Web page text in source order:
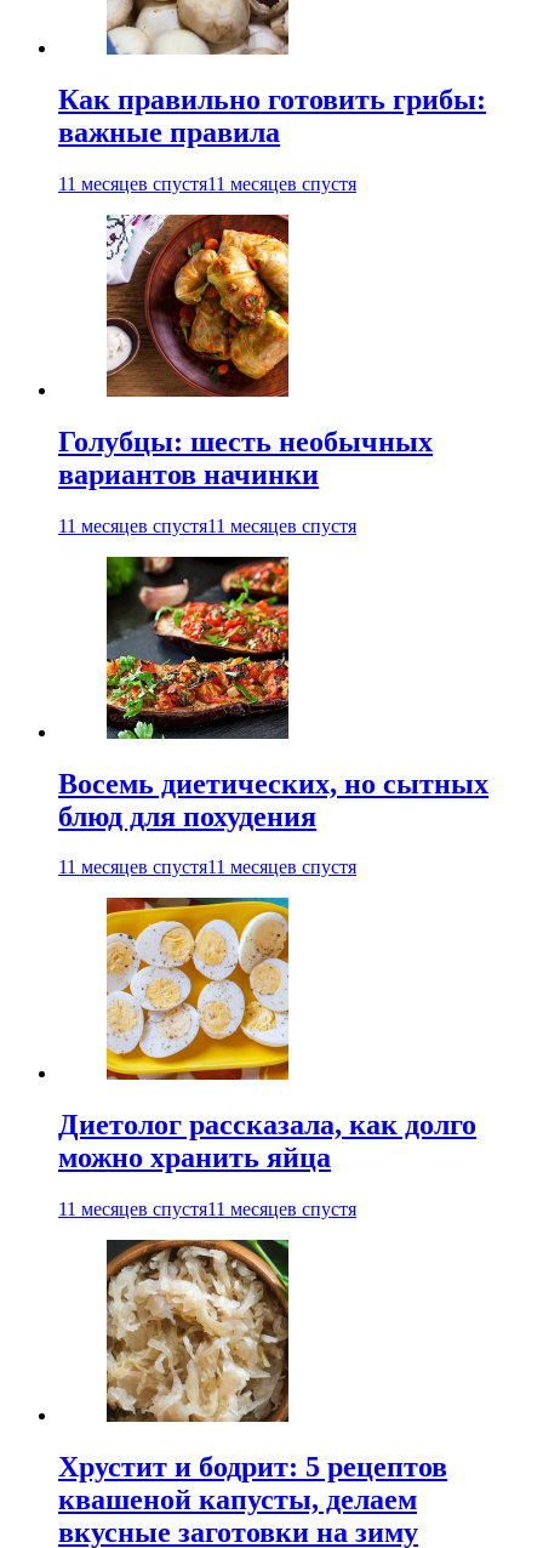
Как правильно готовить грибы:
важные правила
11 месяцев спустя11 месяцев спустя
Голубцы: шесть необычных
вариантов начинки
11 месяцев спустя11 месяцев спустя
Восемь диетических, но сытных
блюд для похудения
11 месяцев спустя11 месяцев спустя
Диетолог рассказала, как долго
можно хранить яйца
11 месяцев спустя11 месяцев спустя
Хрустит и бодрит: 5 рецептов
квашеной капусты, делаем
вкусные заготовки на зиму